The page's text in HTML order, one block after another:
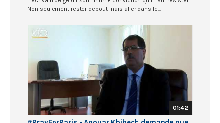
Non seulement rester debout mais aller dans le...
01:42